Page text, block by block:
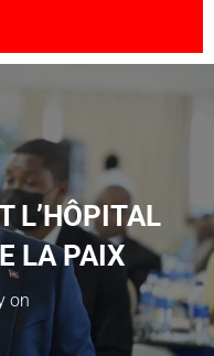
L’HÔPITAL
LA PAIX
on